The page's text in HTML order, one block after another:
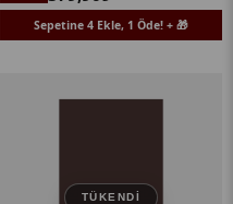
Sepetine 4 Ekle, 1 Öde! + 🎁
TÜKENDI